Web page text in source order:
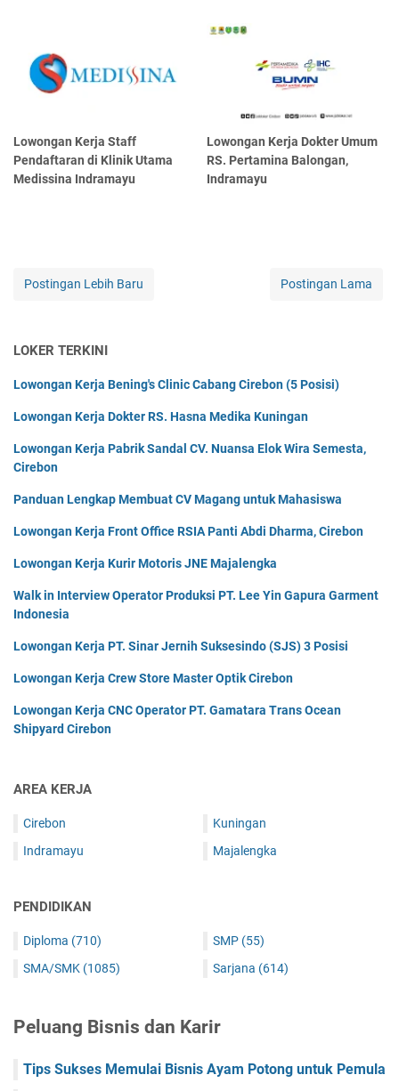
Lowongan Kerja Staff
Pendaftaran di Klinik Utama
Medissina Indramayu
Lowongan Kerja Dokter Umum
RS. Pertamina Balongan,
Indramayu
Postingan Lebih Baru Postingan Lama
LOKER TERKINI
Lowongan Kerja Bening's Clinic Cabang Cirebon (5 Posisi)
Lowongan Kerja Dokter RS. Hasna Medika Kuningan
Lowongan Kerja Pabrik Sandal CV. Nuansa Elok Wira Semesta,
Cirebon
Panduan Lengkap Membuat CV Magang untuk Mahasiswa
Lowongan Kerja Front Office RSIA Panti Abdi Dharma, Cirebon
Lowongan Kerja Kurir Motoris JNE Majalengka
Walk in Interview Operator Produksi PT. Lee Yin Gapura Garment
Indonesia
Lowongan Kerja PT. Sinar Jernih Suksesindo (SJS) 3 Posisi
Lowongan Kerja Crew Store Master Optik Cirebon
Lowongan Kerja CNC Operator PT. Gamatara Trans Ocean
Shipyard Cirebon
AREA KERJA
Cirebon
Indramayu
Kuningan
Majalengka
PENDIDIKAN
Diploma (710)
SMA/SMK (1085)
SMP (55)
Sarjana (614)
Peluang Bisnis dan Karir
Tips Sukses Memulai Bisnis Ayam Potong untuk Pemula